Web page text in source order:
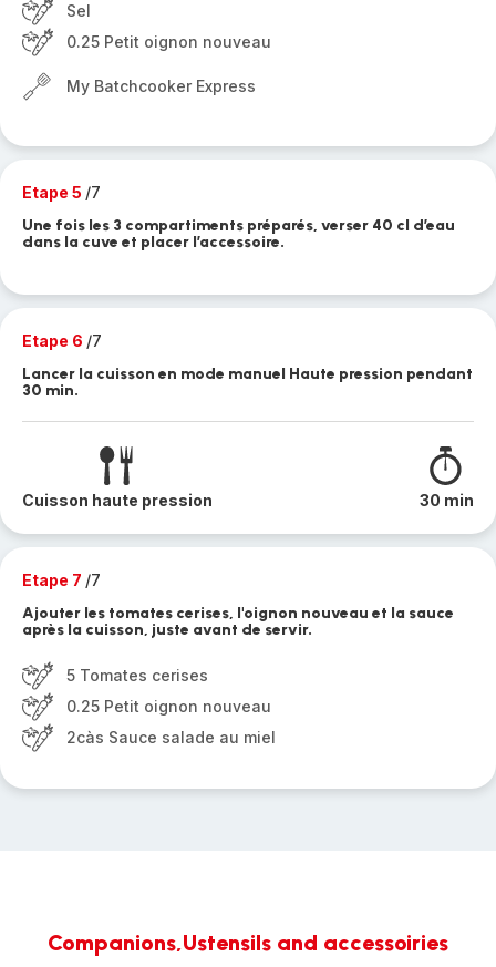
Sel
0.25 Petit oignon nouveau
My Batchcooker Express
Etape 5 /7
Une fois les 3 compartiments préparés, verser 40 cl d’eau
dans la cuve et placer l’accessoire.
Etape 6 /7
Lancer la cuisson en mode manuel Haute pression pendant
30 min.
Cuisson haute pression 30 min
Etape 7 /7
Ajouter les tomates cerises, l'oignon nouveau et la sauce
après la cuisson, juste avant de servir.
5 Tomates cerises
0.25 Petit oignon nouveau
2càs Sauce salade au miel
Companions,Ustensils and accessoiries